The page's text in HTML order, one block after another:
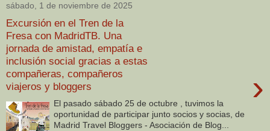
sábado, 1 de noviembre de 2025
Excursión en el Tren de la
Fresa con MadridTB. Una
jornada de amistad, empatía e
inclusión social gracias a estas
compañeras, compañeros
viajeros y bloggers
›
El pasado sábado 25 de octubre , tuvimos la
oportunidad de participar junto socios y socias, de
Madrid Travel Bloggers - Asociación de Blog...